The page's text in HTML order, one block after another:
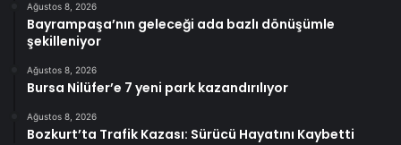
Ağustos 8, 2026
Bayrampaşa’nın geleceği ada bazlı dönüşümle
şekilleniyor
Ağustos 8, 2026
Bursa Nilüfer’e 7 yeni park kazandırılıyor
Ağustos 8, 2026
Bozkurt’ta Trafik Kazası: Sürücü Hayatını Kaybetti